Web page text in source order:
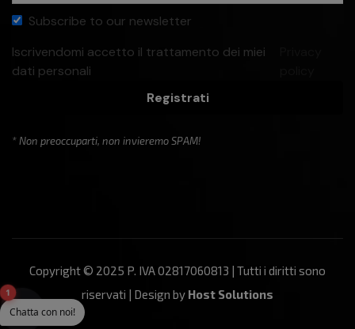
Chatta con noi!
1
Subscribe to our newsletter
Iscrivendomi accetto il trattamento dei miei
dati personali
Registrati
* Non preoccuparti, non invieremo SPAM!
Copyright © 2025 P. IVA 02817060813 | Tutti i diritti sono
riservati | Design by Host Solutions